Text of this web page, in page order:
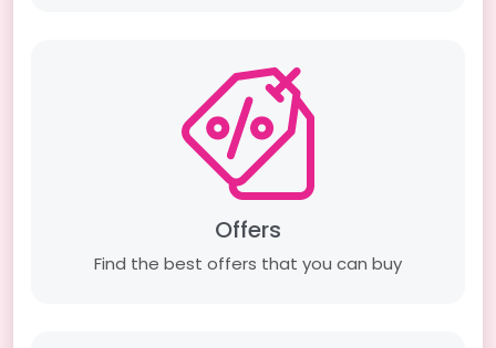
Offers
Find the best offers that you can buy